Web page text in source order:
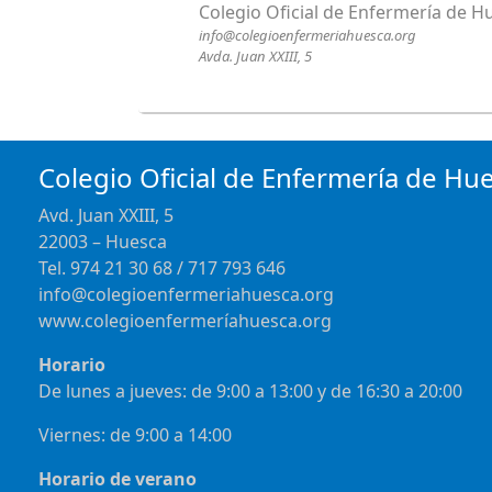
Colegio Oficial de Enfermería de
info@colegioenfermeriahuesca.org
Avda. Juan XXIII, 5
Colegio Oficial de Enfermería de
Avd. Juan XXIII, 5
22003 – Huesca
Tel. 974 21 30 68 / 717 793 646
info@colegioenfermeriahuesca.org
www.colegioenfermeríahuesca.org
Horario
De lunes a jueves: de 9:00 a 13:00 y de 16:30 a 20:00
Viernes: de 9:00 a 14:00
Horario de verano